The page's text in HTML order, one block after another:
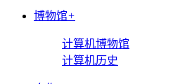
博物馆+
计算机博物馆
计算机历史